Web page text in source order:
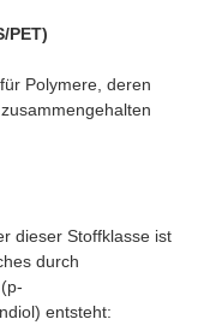
PET)
Polymere, deren
dieser Stoffklasse ist
durch
entsteht: